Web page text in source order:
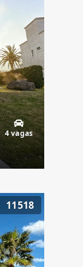
4 vagas
11518